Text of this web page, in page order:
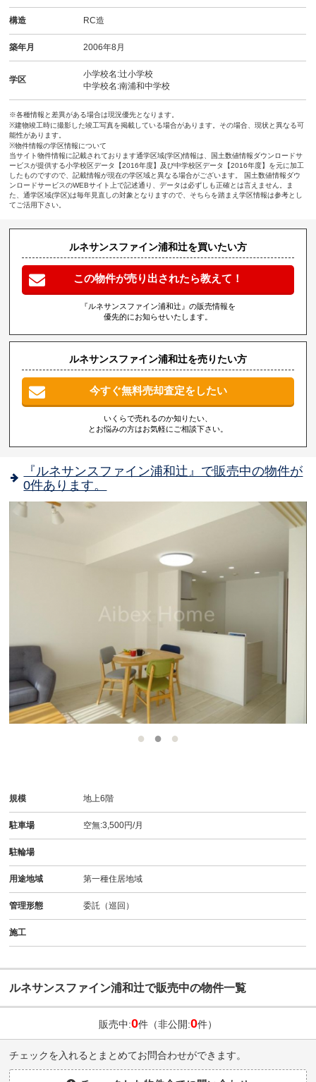
構造 RC造
築年月 2006年8月
学区
小学校名:辻小学校
中学校名:南浦和中学校
※各種情報と差異がある場合は現況優先となります。
※建物竣工時に撮影した竣工写真を掲載している場合があります。その場合、現状と異なる可
能性があります。
※物件情報の学区情報について
当サイト物件情報に記載されております通学区域(学区)情報は、国土数値情報ダウンロードサ
ービスが提供する小学校区データ【2016年度】及び中学校区データ【2016年度】を元に加工
したものですので、記載情報が現在の学区域と異なる場合がございます。 国土数値情報ダウ
ンロードサービスのWEBサイト上で記述通り、データは必ずしも正確とは言えません。ま
た、通学区域(学区)は毎年見直しの対象となりますので、そちらを踏まえ学区情報は参考とし
てご活用下さい。
ルネサンスファイン浦和辻を買いたい方
この物件が売り出されたら教えて！
『ルネサンスファイン浦和辻』の販売情報を
優先的にお知らせいたします。
ルネサンスファイン浦和辻を売りたい方
今すぐ無料売却査定をしたい
いくらで売れるのか知りたい、
とお悩みの方はお気軽にご相談下さい。
『ルネサンスファイン浦和辻』で販売中の物件が
0件あります。
規模 地上6階
駐車場 空無:3,500円/月
駐輪場
用途地域 第一種住居地域
管理形態 委託（巡回）
施工
ルネサンスファイン浦和辻で販売中の物件一覧
販売中:0件（非公開:0件）
チェックを入れるとまとめてお問合わせができます。